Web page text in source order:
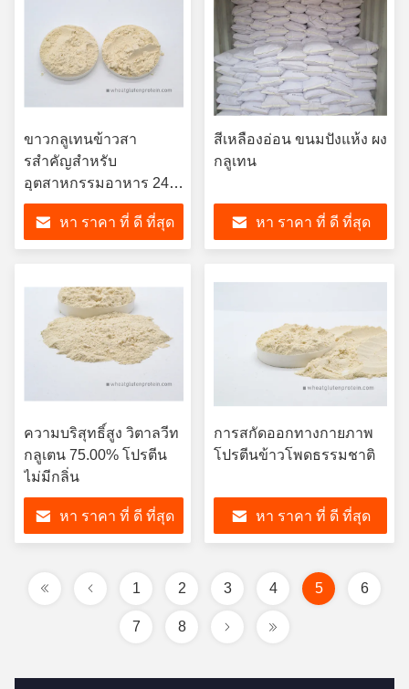
ขาวกลูเทนข้าวสา
รสําคัญสําหรับ
อุตสาหกรรมอาหาร 24
เดือน
หา ราคา ที่ ดี ที่สุด
สีเหลืองอ่อน ขนมปังแห้ง ผง
กลูเทน
หา ราคา ที่ ดี ที่สุด
ความบริสุทธิ์สูง วิตาลวีท
กลูเตน 75.00% โปรตีน
ไม่มีกลิ่น
หา ราคา ที่ ดี ที่สุด
การสกัดออกทางกายภาพ
โปรตีนข้าวโพดธรรมชาติ
หา ราคา ที่ ดี ที่สุด
1 2 3 4 5 6
7 8